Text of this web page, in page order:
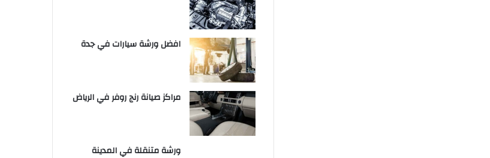
افضل ورشة سيارات في جدة
مراكز صيانة رنج روفر في الرياض
ورشة متنقلة في المدينة